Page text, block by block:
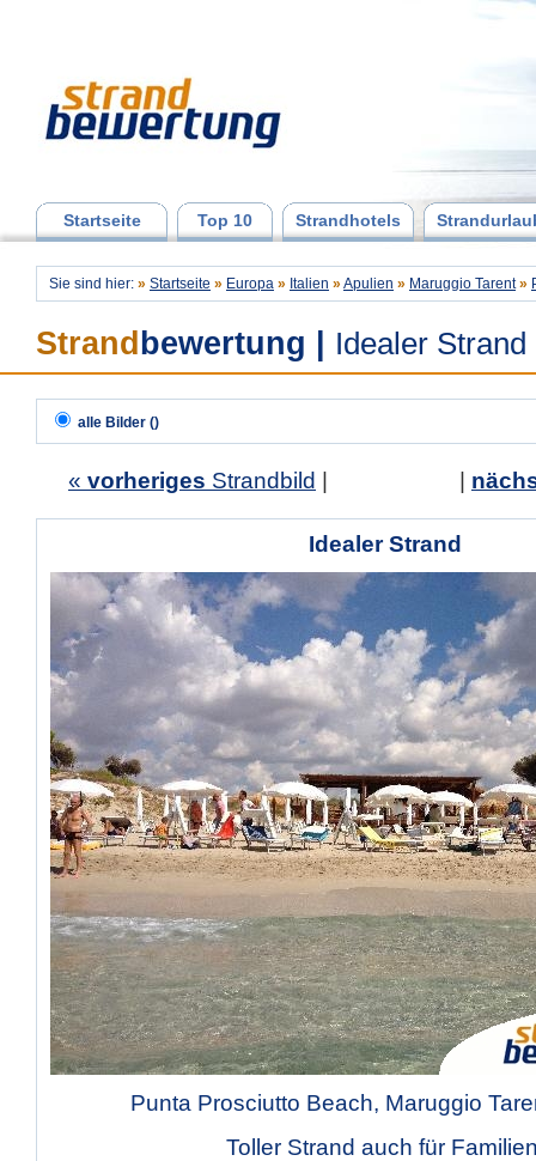
Startseite Top 10 Strandhotels
Sie sind hier: » Startseite » Europa » Italien » Apulien » Maruggio Tarent »
Strand bewertung Idealer Strand
alle Bilder ()
« vorheriges Strandbild
Idealer Strand
Punta Prosciutto Beach, Maruggio
Toller Strand auch für